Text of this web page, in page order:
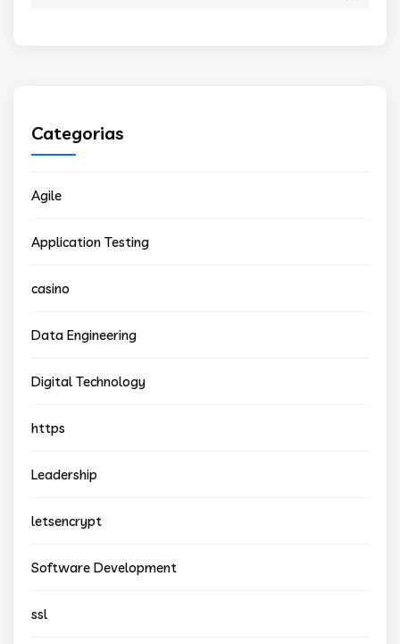
Categorias
Agile
Application Testing
casino
Data Engineering
Digital Technology
https
Leadership
letsencrypt
Software Development
ssl